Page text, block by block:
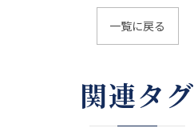
一覧に戻る
関連タグ